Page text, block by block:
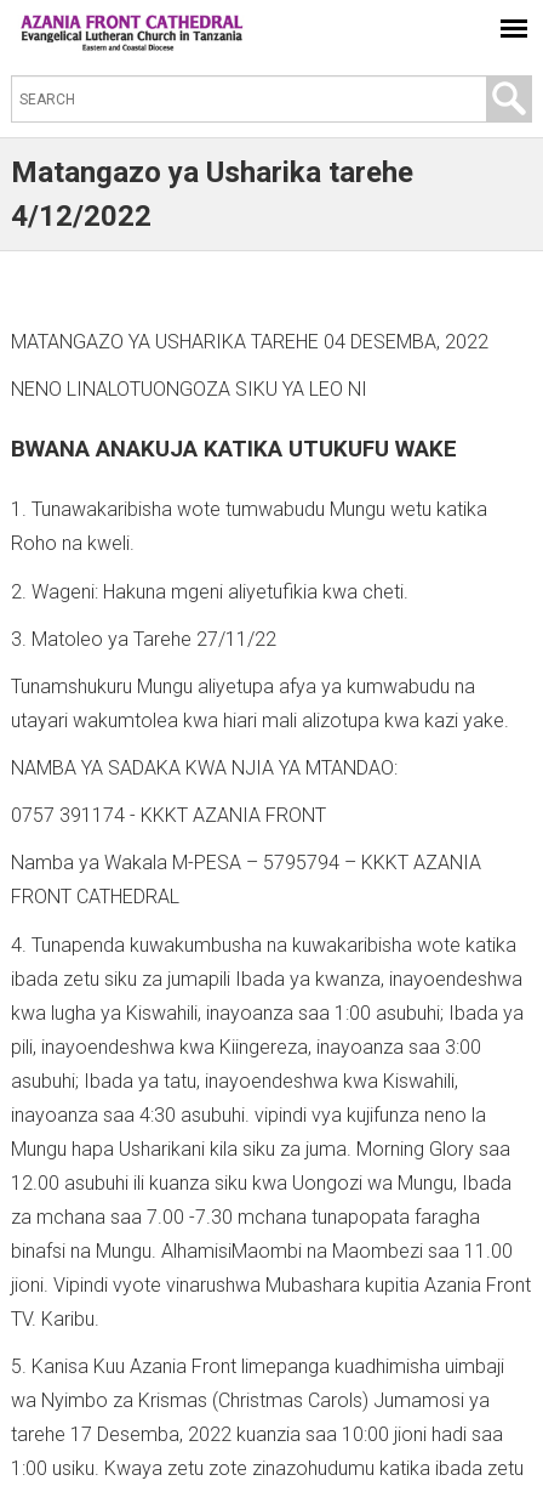
S
e
a
c
h
s
t
e
Matangazo ya Usharika tarehe
4/12/2022
MATANGAZO YA USHARIKA TAREHE 04 DESEMBA, 2022
NENO LINALOTUONGOZA SIKU YA LEO NI
BWANA ANAKUJA KATIKA UTUKUFU WAKE
1. Tunawakaribisha wote tumwabudu Mungu wetu katika
Roho na kweli.
2. Wageni: Hakuna mgeni aliyetufikia kwa cheti.
3. Matoleo ya Tarehe 27/11/22
Tunamshukuru Mungu aliyetupa afya ya kumwabudu na
utayari wakumtolea kwa hiari mali alizotupa kwa kazi yake.
NAMBA YA SADAKA KWA NJIA YA MTANDAO:
0757 391174 - KKKT AZANIA FRONT
Namba ya Wakala M-PESA – 5795794 – KKKT AZANIA
FRONT CATHEDRAL
4. Tunapenda kuwakumbusha na kuwakaribisha wote katika
ibada zetu siku za jumapili Ibada ya kwanza, inayoendeshwa
kwa lugha ya Kiswahili, inayoanza saa 1:00 asubuhi; Ibada ya
pili, inayoendeshwa kwa Kiingereza, inayoanza saa 3:00
asubuhi; Ibada ya tatu, inayoendeshwa kwa Kiswahili,
inayoanza saa 4:30 asubuhi. vipindi vya kujifunza neno la
Mungu hapa Usharikani kila siku za juma. Morning Glory saa
12.00 asubuhi ili kuanza siku kwa Uongozi wa Mungu, Ibada
za mchana saa 7.00 -7.30 mchana tunapopata faragha
binafsi na Mungu. AlhamisiMaombi na Maombezi saa 11.00
jioni. Vipindi vyote vinarushwa Mubashara kupitia Azania Front
TV. Karibu.
5. Kanisa Kuu Azania Front limepanga kuadhimisha uimbaji
wa Nyimbo za Krismas (Christmas Carols) Jumamosi ya
tarehe 17 Desemba, 2022 kuanzia saa 10:00 jioni hadi saa
1:00 usiku. Kwaya zetu zote zinazohudumu katika ibada zetu